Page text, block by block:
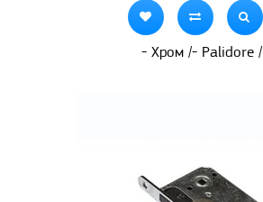
- Хром /- Palidore /